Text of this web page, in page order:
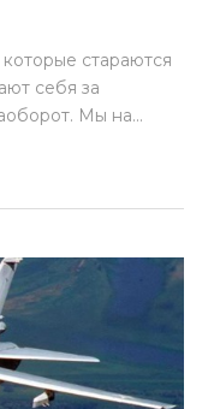
стараются
себя за
Мы на...